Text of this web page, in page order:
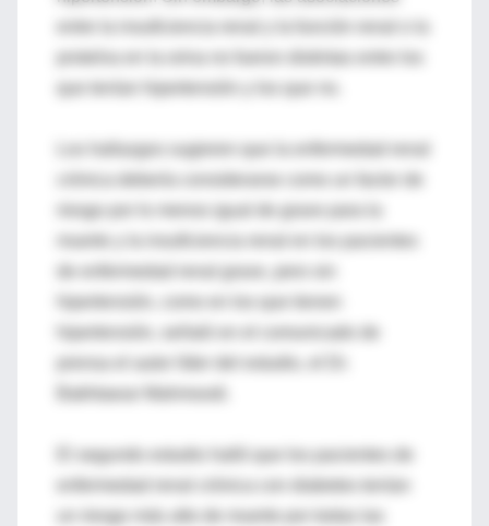
Los hallazgos sugieren que la enfermedad renal
riesgo por lo menos igual de grave para la
El segundo estudio halló que los pacientes de
un riesgo más alto de muerte por todas las